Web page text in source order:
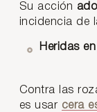
Su acción
incidencia de
Heridas
Contra las
es usar cera